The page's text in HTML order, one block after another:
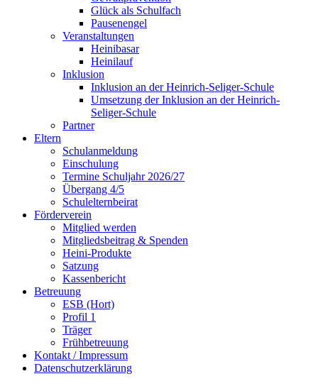
Glück als Schulfach
Pausenengel
Veranstaltungen
Heinibasar
Heinilauf
Inklusion
Inklusion an der Heinrich-Seliger-Schule
Umsetzung der Inklusion an der Heinrich-
Seliger-Schule
Partner
Eltern
Schulanmeldung
Einschulung
Termine Schuljahr 2026/27
Übergang 4/5
Schulelternbeirat
Förderverein
Mitglied werden
Mitgliedsbeitrag & Spenden
Heini-Produkte
Satzung
Kassenbericht
Betreuung
ESB (Hort)
Profil 1
Träger
Frühbetreuung
Kontakt / Impressum
Datenschutzerklärung